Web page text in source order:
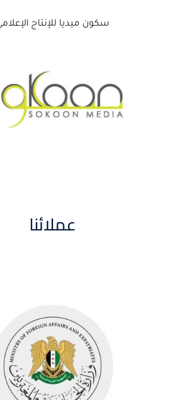
سكون ميديا للإنتاج الإعلامي
عملائنا